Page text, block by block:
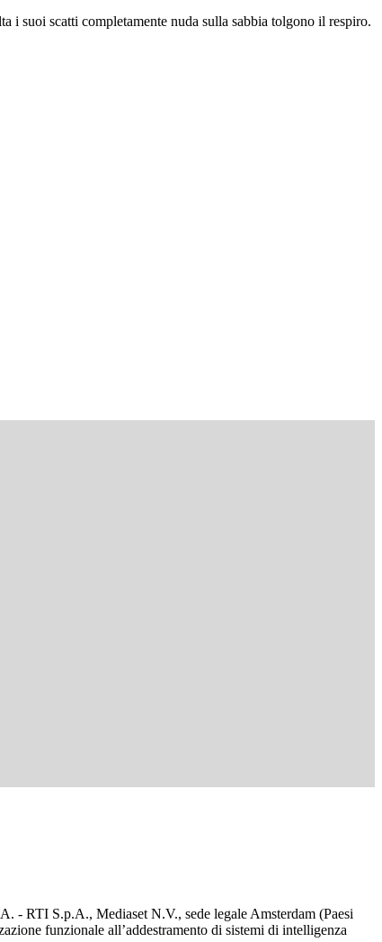
i suoi scatti completamente nuda sulla sabbia tolgono il respiro.
- RTI S.p.A., Mediaset N.V., sede legale Amsterdam (Paesi
funzionale all’addestramento di sistemi di intelligenza